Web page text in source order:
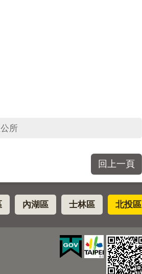
所
回上一頁
內湖區 士林區 北投區